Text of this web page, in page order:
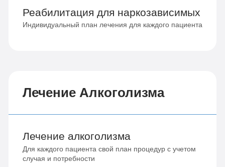
Реабилитация для наркозависимых
Индивидуальный план лечения для каждого пациента
Лечение Алкоголизма
Лечение алкоголизма
Для каждого пациента свой план процедур с учетом
случая и потребности